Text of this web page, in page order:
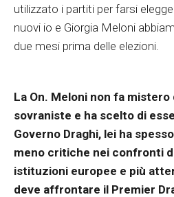
utilizzato i partiti per farsi
nuovi io e Giorgia Meloni
due mesi prima delle elezioni.
La On. Meloni non fa
sovraniste e ha scelto di
Governo Draghi, lei ha
meno critiche nei confronti
istituzioni europee e più
deve affrontare il Premier